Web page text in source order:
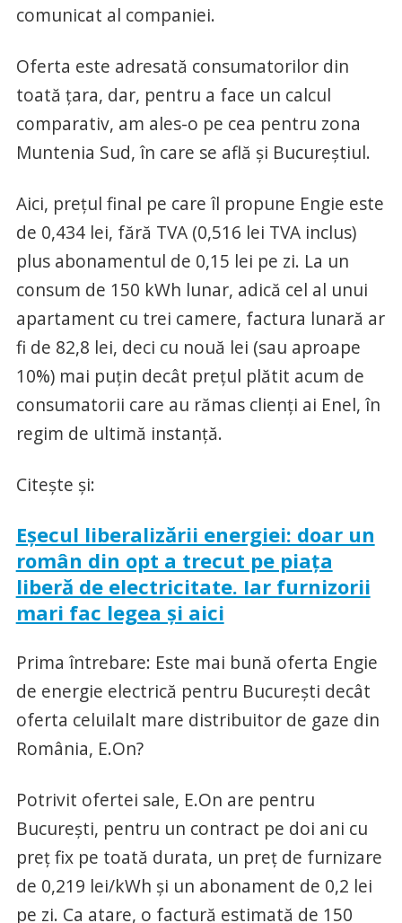
comunicat al companiei.
Oferta este adresată consumatorilor din
toată ţara, dar, pentru a face un calcul
comparativ, am ales-o pe cea pentru zona
Muntenia Sud, în care se află şi Bucureştiul.
Aici, preţul final pe care îl propune Engie este
de 0,434 lei, fără TVA (0,516 lei TVA inclus)
plus abonamentul de 0,15 lei pe zi. La un
consum de 150 kWh lunar, adică cel al unui
apartament cu trei camere, factura lunară ar
fi de 82,8 lei, deci cu nouă lei (sau aproape
10%) mai puţin decât preţul plătit acum de
consumatorii care au rămas clienţi ai Enel, în
regim de ultimă instanţă.
Citeşte şi:
Eşecul liberalizării energiei: doar un
român din opt a trecut pe piaţa
liberă de electricitate. Iar furnizorii
mari fac legea şi aici
Prima întrebare: Este mai bună oferta Engie
de energie electrică pentru Bucureşti decât
oferta celuilalt mare distribuitor de gaze din
România, E.On?
Potrivit ofertei sale, E.On are pentru
Bucureşti, pentru un contract pe doi ani cu
preţ fix pe toată durata, un preţ de furnizare
de 0,219 lei/kWh şi un abonament de 0,2 lei
pe zi. Ca atare, o factură estimată de 150